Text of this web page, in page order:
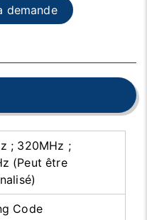
demande
; 320MHz ;
(Peut être
Code